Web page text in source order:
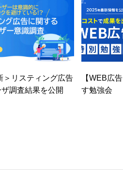
＞リスティング広告
調査結果を公開
【WEB広
す勉強会